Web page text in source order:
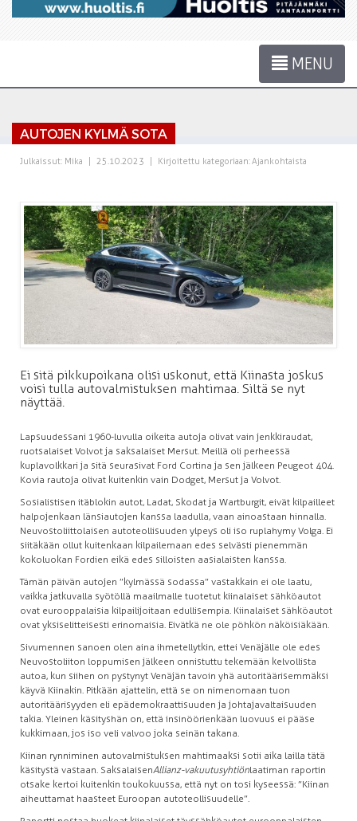
MENU
AUTOJEN KYLMÄ SOTA
Julkaissut: Mika 25.10.2023 Kirjoitettu kategoriaan:Ajankohtaista
Ei sitä pikkupoikana olisi uskonut, että Kiinasta joskus
voisi tulla autovalmistuksen mahtimaa. Siltä se nyt
näyttää.
Lapsuudessani 1960-luvulla oikeita autoja olivat vain jenkkiraudat,
ruotsalaiset Volvot ja saksalaiset Mersut. Meillä oli perheessä
kuplavolkkari ja sitä seurasivat Ford Cortina ja sen jälkeen Peugeot 404.
Kovia rautoja olivat kuitenkin vain Dodget, Mersut ja Volvot.
Sosialistisen itäblokin autot, Ladat, Skodat ja Wartburgit, eivät kilpailleet
halpojenkaan länsiautojen kanssa laadulla, vaan ainoastaan hinnalla.
Neuvostoliittolaisen autoteollisuuden ylpeys oli iso ruplahymy Volga. Ei
siitäkään ollut kuitenkaan kilpailemaan edes selvästi pienemmän
kokoluokan Fordien eikä edes silloisten aasialaisten kanssa.
Tämän päivän autojen ”kylmässä sodassa” vastakkain ei ole laatu,
vaikka jatkuvalla syötöllä maailmalle tuotetut kiinalaiset sähköautot
ovat eurooppalaisia kilpailijoitaan edullisempia. Kiinalaiset sähköautot
ovat yksiselitteisesti erinomaisia. Eivätkä ne ole pöhkön näköisiäkään.
Sivumennen sanoen olen aina ihmetellytkin, ettei Venäjälle ole edes
Neuvostoliiton loppumisen jälkeen onnistuttu tekemään kelvollista
autoa, kun siihen on pystynyt Venäjän tavoin yhä autoritäärisemmäksi
käyvä Kiinakin. Pitkään ajattelin, että se on nimenomaan tuon
autoritäärisyyden eli epädemokraattisuuden ja johtajavaltaisuuden
takia. Yleinen käsityshän on, että insinöörienkään luovuus ei pääse
kukkimaan, jos iso veli valvoo joka seinän takana.
Kiinan rynniminen autovalmistuksen mahtimaaksi sotii aika lailla tätä
käsitystä vastaan. SaksalaisenAllianz-vakuutusyhtiönlaatiman raportin
otsake kertoi kuitenkin toukokuussa, että nyt on tosi kyseessä: ”Kiinan
aiheuttamat haasteet Euroopan autoteollisuudelle”.